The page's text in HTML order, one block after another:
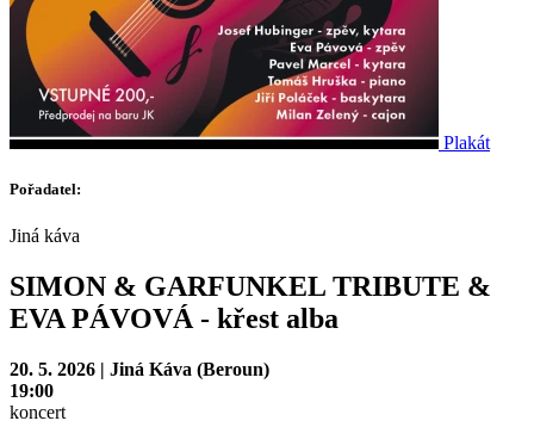
Plakát
Pořadatel:
Jiná káva
SIMON & GARFUNKEL TRIBUTE &
EVA PÁVOVÁ - křest alba
20. 5. 2026 | Jiná Káva (Beroun)
19:00
koncert